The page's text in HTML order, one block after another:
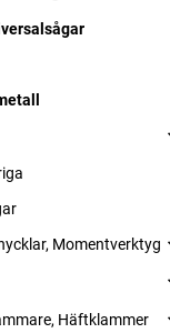
Momentverktyg
Häftklammer